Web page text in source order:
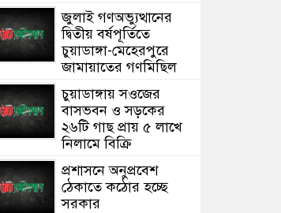
জুলাই গণঅভ্যুত্থানের
দ্বিতীয় বর্ষপূর্তিতে
চুয়াডাঙ্গা-মেহেরপুরে
জামায়াতের গণমিছিল
চুয়াডাঙ্গায় সওজের
বাসভবন ও সড়কের
২৬টি গাছ প্রায় ৫ লাখে
নিলামে বিক্রি
প্রশাসনে অনুপ্রবেশ
ঠেকাতে কঠোর হচ্ছে
সরকার